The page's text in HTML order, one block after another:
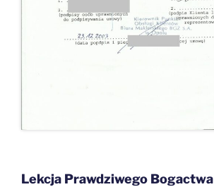
Lekcja Prawdziwego Bogactwa